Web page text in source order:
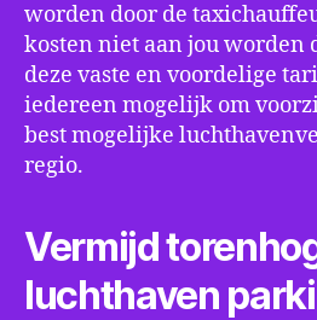
worden door de
kosten niet aan jou worden
deze vaste en voordelige
iedereen mogelijk om
best mogelijke
regio.
Vermijd
luchthaven